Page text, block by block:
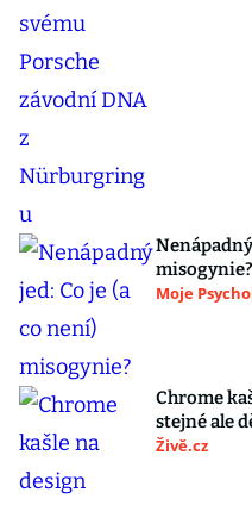
misogynie?
Moje
Chrome
stejné ale
Živě.cz